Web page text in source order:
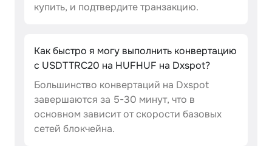
купить, и подтвердите транзакцию.
Как быстро я могу выполнить конвертацию
с USDTTRC20 на HUFHUF на Dxspot?
Большинство конвертаций на Dxspot
завершаются за 5-30 минут, что в
основном зависит от скорости базовых
сетей блокчейна.